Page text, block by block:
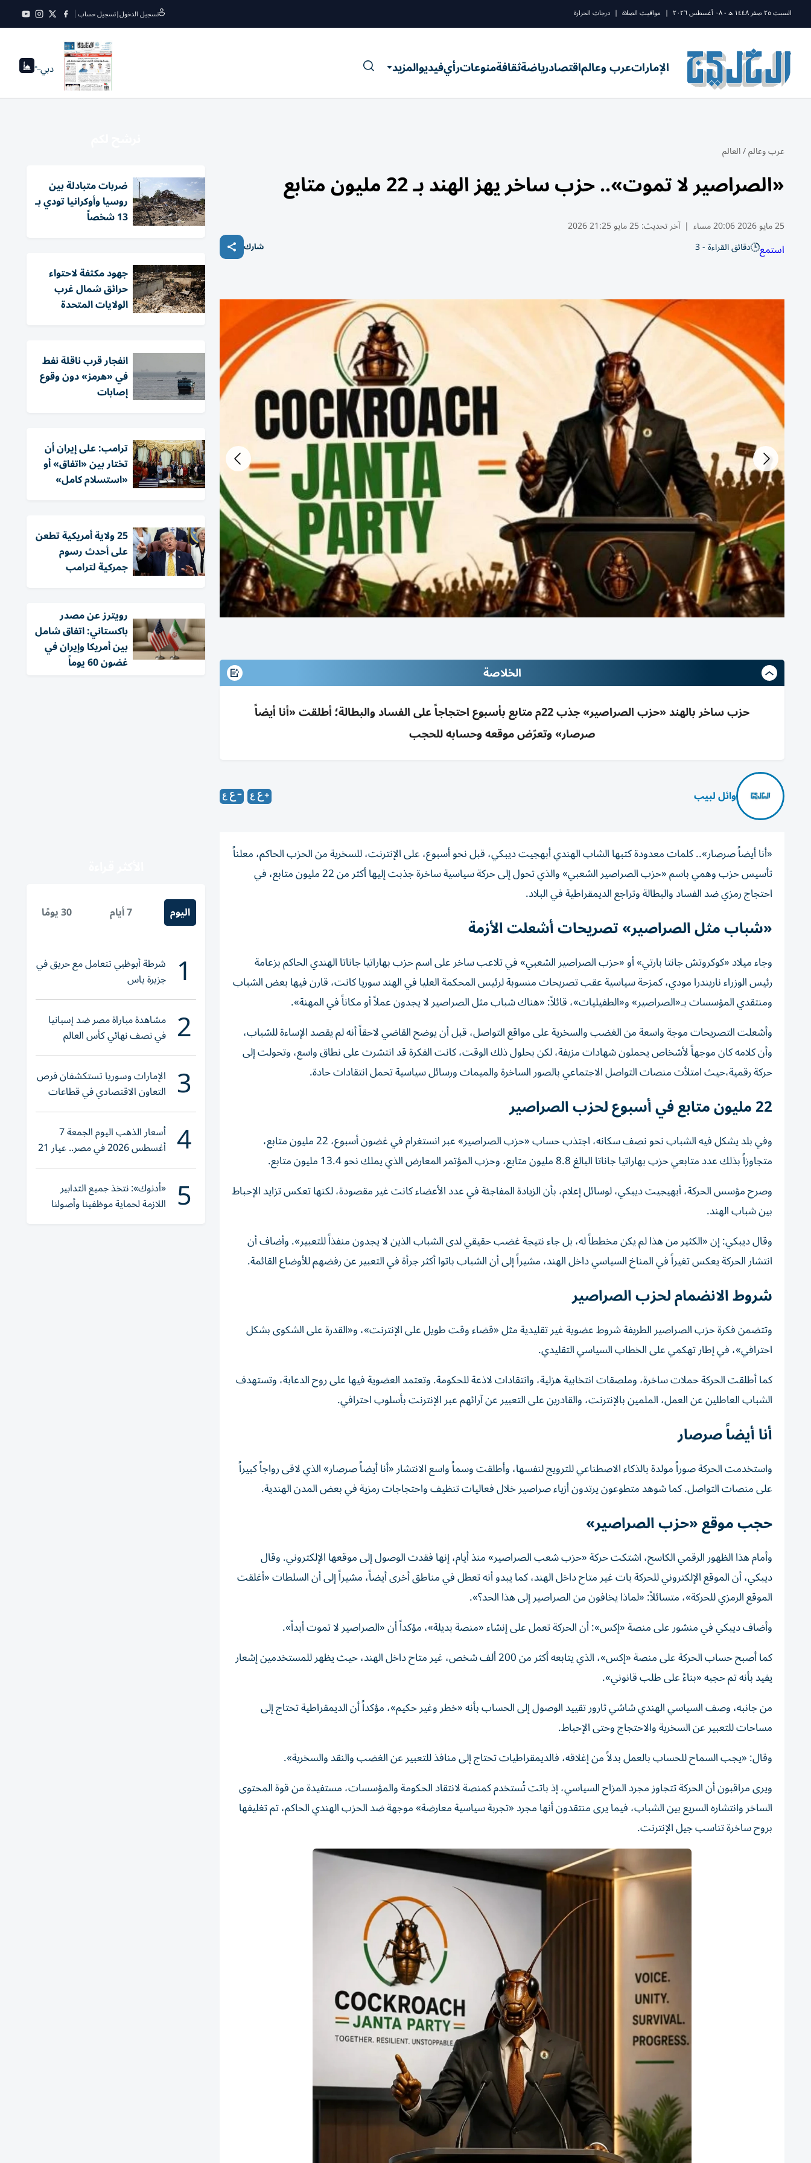
السبت ٢٥ صفر ١٤٤٨ ه - ٠٨ أغسطس ٢٠٢٦ | مواقيت الصلاة | درجات الحرارة تسجيل الدخول|تسجيل حساب
الإماراتعرب وعالماقتصادرياضةثقافةمنوعاترأيفيديوالمزيد دبي--°
عرب وعالم/العالم
«الصراصير لا تموت».. حزب ساخر يهز الهند بـ 22 مليون متابع
25 مايو 2026 20:06 مساء | آخر تحديث:25 مايو 21:25 2026
استمع دقائق القراءة - 3 شارك
الخلاصة
حزب ساخر بالهند «حزب الصراصير» جذب 22م متابع بأسبوع احتجاجاً على الفساد والبطالة؛ أطلقت «أنا أيضاً
صرصار» وتعرّض موقعه وحسابه للحجب
وائل لبيب
«أنا أيضاً صرصار».. كلمات معدودة كتبها الشاب الهنديأبهجيت ديبكي، قبل نحو أسبوع، على الإنترنت، للسخرية من الحزب الحاكم، معلناً
تأسيس حزب وهمي باسم«حزب الصراصير الشعبي»والذي تحول إلى حركة
سياسية ساخرة جذبت إليها أكثر من 22 مليون متابع، في
احتجاج رمزي ضد الفساد والبطالة وتراجع الديمقراطية في البلاد.
«شباب مثل الصراصير» تصريحات أشعلت الأزمة
وجاء ميلاد «كوكروتش جانتا بارتي» أو«حزب الصراصير الشعبي» فيتلاعب ساخر على اسم حزب بهاراتيا جاناتا الهندي الحاكم بزعامة
رئيس الوزراء ناريندرا مودي،كمزحة سياسية عقب تصريحات منسوبة لرئيس المحكمة العليا في الهندسوريا كانت، قارن فيها بعض الشباب
ومنتقدي المؤسسات بـ«الصراصير» و«الطفيليات»، قائلاً: «هناك شباب مثل الصراصير لا يجدون عملاً أو مكاناً في المهنة».
وأشعلت التصريحات موجة واسعة من الغضب والسخرية على مواقع التواصل، قبل أن يوضح القاضي لاحقاً أنه لم يقصد الإساءة للشباب،
وأن كلامه كان موجهاً لأشخاص يحملون شهادات مزيفة،لكن بحلول ذلك الوقت، كانت الفكرة قد انتشرت على نطاق واسع، وتحولت إلى
حركة رقمية،حيث امتلأت منصات التواصل الاجتماعي بالصور الساخرة والميمات ورسائل سياسية تحمل انتقادات حادة.
22 مليون متابع في أسبوع لحزب الصراصير
وفي بلد يشكل فيه الشباب نحو نصف سكانه، اجتذب حساب «حزب الصراصير»عبر انستغرام
في غضون أسبوع، 22 مليون متابع،
متجاوزاً بذلك عدد متابعي حزب بهاراتيا جاناتا البالغ 8.8 مليون متابع، و
حزب المؤتمر المعارض الذي يملك نحو 13.4 مليون متابع.
وصرح مؤسس الحركة، أبهيجيت ديبكي، لوسائل إعلام، بأن الزيادة المفاجئة في عدد الأعضاء كانت غير مقصودة، لكنها تعكس تزايد الإحباط
بين شباب الهند.
وقال ديبكي: إن «الكثير من هذا لم يكن مخططاً له، بل جاء نتيجة غضب حقيقي لدى الشباب الذين لا يجدون منفذاً للتعبير».وأضاف أن
انتشار الحركة يعكس تغيراً في المناخ السياسي داخل الهند، مشيراً إلى أن الشباب باتوا أكثر جرأة في التعبير عن رفضهم للأوضاع القائمة.
شروط الانضمام لحزب الصراصير
وتتضمن فكرة حزب الصراصير الطريفة شروط عضوية غير تقليدية مثل «قضاء وقت طويل على الإنترنت»، و«القدرة على الشكوى بشكل
احترافي»، في إطار تهكمي على الخطاب السياسي التقليدي.
كما أطلقت الحركة حملات ساخرة، وملصقات انتخابية هزلية، وانتقادات لاذعة للحكومة. وتعتمد العضوية فيها على روح الدعابة، وتستهدف
الشباب العاطلين عن العمل، الملمين بالإنترنت، والقادرين على التعبير عن آرائهم عبر الإنترنت بأسلوب احترافي.
أنا أيضاً صرصار
واستخدمت الحركة صوراً مولدة بالذكاء الاصطناعي للترويج لنفسها، وأطلقت وسماً واسع الانتشار «أنا أيضاً صرصار» الذي لاقى رواجاً كبيراً
على منصات التواصل.كما شوهد متطوعون يرتدون أزياء صراصير خلال فعاليات تنظيف واحتجاجات رمزية في بعض المدن الهندية.
حجب موقع «حزب الصراصير»
وأمام هذا الظهور الرقمي الكاسح، اشتكت حركة «حزب شعب الصراصير» منذ أيام، إنها فقدت الوصول إلى موقعها الإلكتروني.وقال
ديبكي، أن الموقع الإلكتروني للحركة بات غير متاح داخل الهند، كما يبدو أنه تعطل في مناطق أخرى أيضاً، مشيراً إلى أن السلطات «أغلقت
الموقع الرمزي للحركة»، متسائلاً: «لماذا يخافون من الصراصير إلى هذا الحد؟».
وأضاف ديبكي في منشور على منصة «إكس»: أن الحركة تعمل على إنشاء «منصة بديلة»، مؤكداً أن «الصراصير لا تموت أبداً».
كما أصبح حساب الحركة على منصة «إكس»، الذي يتابعه أكثر من 200 ألف شخص، غير متاح داخل الهند، حيث يظهر للمستخدمين إشعار
يفيد بأنه تم حجبه «بناءً على طلب قانوني».
من جانبه، وصف السياسي الهندي شاشي ثارور تقييد الوصول إلى الحساب بأنه «خطر وغير حكيم»، مؤكداً أن الديمقراطية تحتاج إلى
مساحات للتعبير عن السخرية والاحتجاج وحتى الإحباط.
وقال: «يجب السماح للحساب بالعمل بدلاً من إغلاقه، فالديمقراطيات تحتاج إلى منافذ للتعبير عن الغضب والنقد والسخرية».
ويرى مراقبون أن الحركة تتجاوز مجرد المزاح السياسي، إذ باتت تُستخدم كمنصة لانتقاد الحكومة والمؤسسات، مستفيدة من قوة المحتوى
الساخر وانتشاره السريع بين الشباب، فيما يرى منتقدون أنها مجرد «تجربة سياسية معارضة» موجهة ضد الحزب الهندي الحاكم، تم تغليفها
بروح ساخرة تناسب جيل الإنترنت.
ضربات متبادلة بين
روسيا وأوكرانيا تودي بـ
13 شخصاً
جهود مكثفة لاحتواء
حرائق شمال غرب
الولايات المتحدة
انفجار قرب ناقلة نفط
في «هرمز» دون وقوع
إصابات
ترامب: على إيران أن
تختار بين «اتفاق» أو
«استسلام كامل»
25 ولاية أمريكية تطعن
على أحدث رسوم
جمركية لترامب
‏رويترز عن مصدر
باكستاني: اتفاق شامل
بين أمريكا وإيران في
غضون 60 يوماً
اليوم 7 أيام 30 يومًا
1 شرطة أبوظبي تتعامل مع حريق في
جزيرة ياس
2 مشاهدة مباراة مصر ضد إسبانيا
في نصف نهائي كأس العالم
لناشئات اليد 2026
3 الإمارات وسوريا تستكشفان فرص
التعاون الاقتصادي في قطاعات
حيوية
4 أسعار الذهب اليوم الجمعة 7
أغسطس 2026 في مصر.. عيار 21
يقترب من هذا الرقم
5 «أدنوك»: نتخذ جميع التدابير
اللازمة لحماية موظفينا وأصولنا